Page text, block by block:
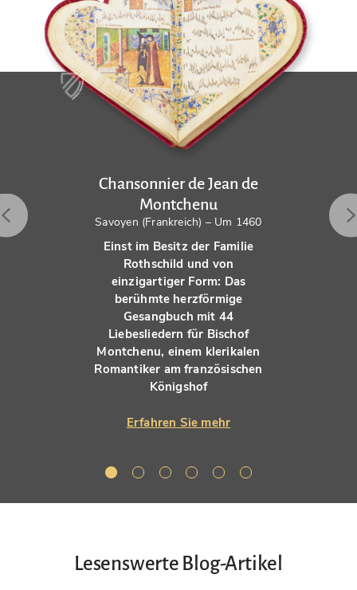
Chansonnier de Jean de
Montchenu
Savoyen (Frankreich) – Um 1460
Einst im Besitz der Familie
Rothschild und von
einzigartiger Form: Das
berühmte herzförmige
Gesangbuch mit 44
Liebesliedern für Bischof
Montchenu, einem klerikalen
Romantiker am französischen
Königshof
Erfahren Sie mehr
Lesenswerte Blog-Artikel